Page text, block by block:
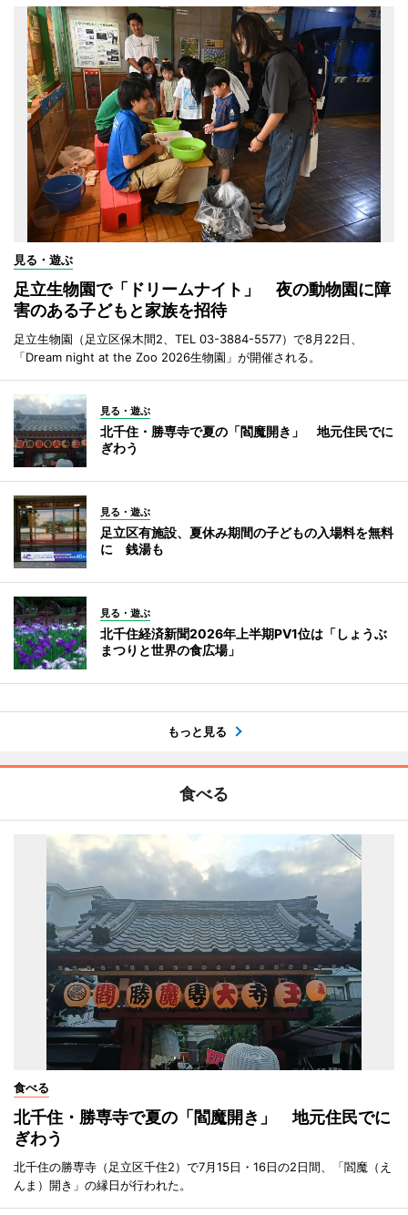
見る・遊ぶ
足立生物園で「ドリームナイト」 夜の動物園に障
害のある子どもと家族を招待
足立生物園（足立区保木間2、TEL 03-3884-5577）で8月22日、
「Dream night at the Zoo 2026生物園」が開催される。
見る・遊ぶ
北千住・勝専寺で夏の「閻魔開き」 地元住民でに
ぎわう
見る・遊ぶ
足立区有施設、夏休み期間の子どもの入場料を無料
に 銭湯も
見る・遊ぶ
北千住経済新聞2026年上半期PV1位は「しょうぶ
まつりと世界の食広場」
もっと見る
食べる
食べる
北千住・勝専寺で夏の「閻魔開き」 地元住民でに
ぎわう
北千住の勝専寺（足立区千住2）で7月15日・16日の2日間、「閻魔（え
んま）開き」の縁日が行われた。